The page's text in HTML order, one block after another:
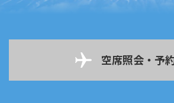
空席照会・予